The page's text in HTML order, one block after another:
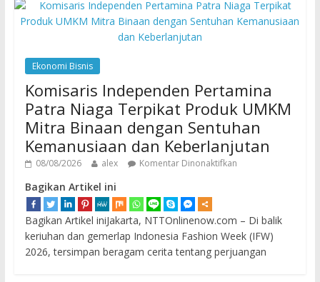
Ekonomi Bisnis
Komisaris Independen Pertamina
Patra Niaga Terpikat Produk UMKM
Mitra Binaan dengan Sentuhan
Kemanusiaan dan Keberlanjutan
08/08/2026 alex Komentar Dinonaktifkan
Bagikan Artikel ini
Bagikan Artikel iniJakarta, NTTOnlinenow.com – Di balik
keriuhan dan gemerlap Indonesia Fashion Week (IFW)
2026, tersimpan beragam cerita tentang perjuangan